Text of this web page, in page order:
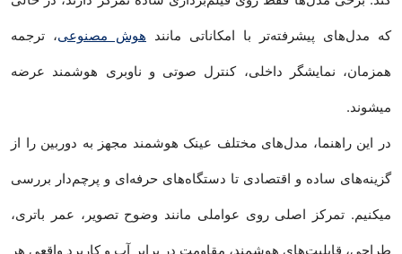
که مدل‌های پیشرفته‌تر با امکاناتی مانند هوش مصنوعی، ترجمه
همزمان، نمایشگر داخلی، کنترل صوتی و ناوبری هوشمند عرضه
میشوند.
در این راهنما، مدل‌های مختلف عینک هوشمند مجهز به دوربین را از
گزینه‌های ساده و اقتصادی تا دستگاه‌های حرفه‌ای و پرچم‌دار بررسی
میکنیم. تمرکز اصلی روی عواملی مانند وضوح تصویر، عمر باتری،
طراحی، قابلیت‌های هوشمند، مقاومت در برابر آب و کاربرد واقعی هر